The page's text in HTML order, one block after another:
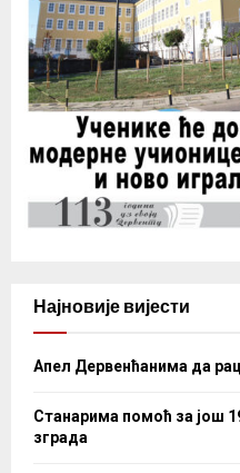
Најновије вијести
Апел Дервенћанима да
Станарима помоћ за још
зграда